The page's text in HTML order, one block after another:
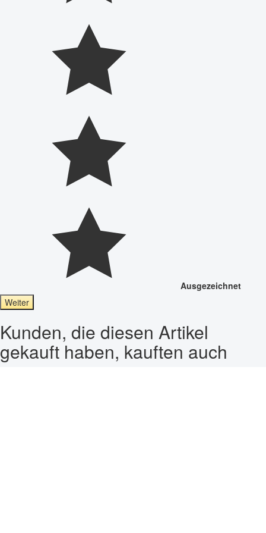
Ausgezeichnet
Weiter
Kunden, die diesen Artikel
gekauft haben, kauften auch